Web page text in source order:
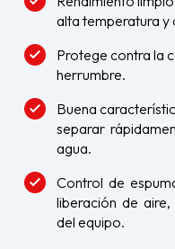
alta temperatura y
Protege contra la
herrumbre.
Buena
separar
agua.
Control de
liberación de
del equipo.